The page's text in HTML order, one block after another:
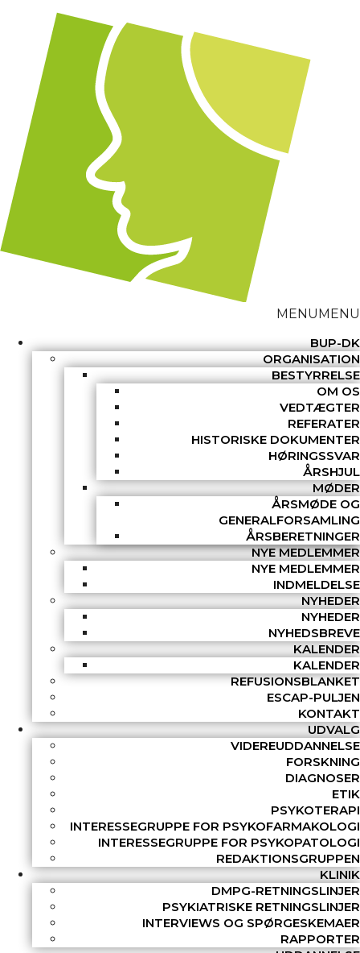
MENUMENU
BUP-DK
ORGANISATION
BESTYRRELSE
OM OS
VEDTÆGTER
REFERATER
HISTORISKE DOKUMENTER
HØRINGSSVAR
ÅRSHJUL
MØDER
ÅRSMØDE OG
GENERALFORSAMLING
ÅRSBERETNINGER
NYE MEDLEMMER
NYE MEDLEMMER
INDMELDELSE
NYHEDER
NYHEDER
NYHEDSBREVE
KALENDER
KALENDER
REFUSIONSBLANKET
ESCAP-PULJEN
KONTAKT
UDVALG
VIDEREUDDANNELSE
FORSKNING
DIAGNOSER
ETIK
PSYKOTERAPI
INTERESSEGRUPPE FOR PSYKOFARMAKOLOGI
INTERESSEGRUPPE FOR PSYKOPATOLOGI
REDAKTIONSGRUPPEN
KLINIK
DMPG-RETNINGSLINJER
PSYKIATRISKE RETNINGSLINJER
INTERVIEWS OG SPØRGESKEMAER
RAPPORTER